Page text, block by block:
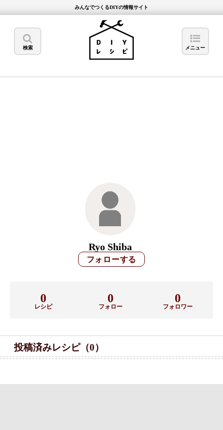
みんなでつくるDIYの情報サイト
検索 メニュー
Ryo Shiba
0
レシピ
0
フォロー
0
フォロワー
投稿済みレシピ（0）